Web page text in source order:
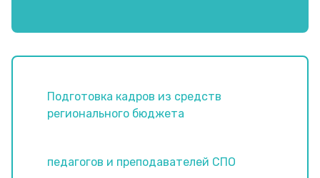
Подготовка кадров из средств
регионального бюджета
педагогов и преподавателей СПО